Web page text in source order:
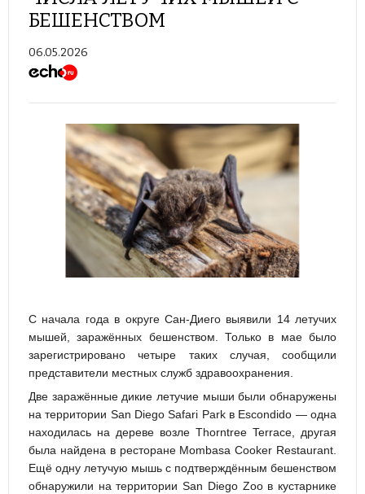
БЕШЕНСТВОМ
06.05.2026
С начала года в округе Сан-Диего выявили 14 летучих
мышей, заражённых бешенством. Только в мае было
зарегистрировано четыре таких случая, сообщили
представители местных служб здравоохранения.
Две заражённые дикие летучие мыши были обнаружены
на территории San Diego Safari Park в Escondido — одна
находилась на дереве возле Thorntree Terrace, другая
была найдена в ресторане Mombasa Cooker Restaurant.
Ещё одну летучую мышь с подтверждённым бешенством
обнаружили на территории San Diego Zoo в кустарнике